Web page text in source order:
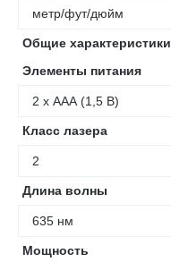
метр/фут/дюйм
Общие характеристики
Элементы питания
2 х ААА (1,5 В)
Класс лазера
2
Длина волны
635 нм
Мощность